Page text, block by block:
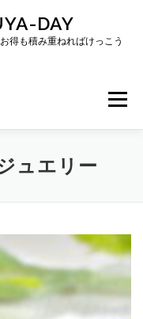
DAY
得も積み重ねればけっこう
メニュー
ュエリー